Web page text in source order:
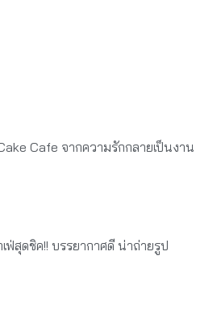
Cafe จากความรักกลายเป็นงาน
ฟ่สุดชิค!! บรรยากาศดี น่าถ่ายรูป